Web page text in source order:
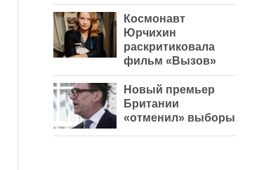
Космонавт
Юрчихин
раскритиковала
фильм «Вызов»
Новый премьер
Британии
«отменил» выборы